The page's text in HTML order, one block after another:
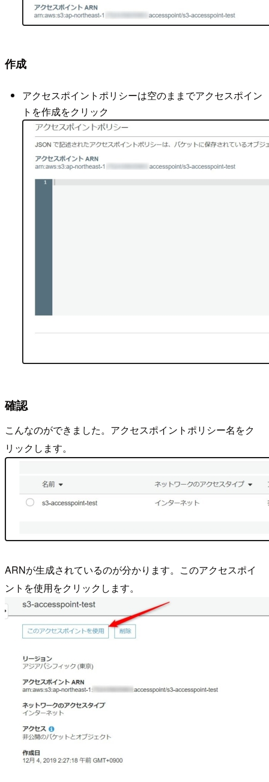
作成
アクセスポイントポリシーは空のままでアクセスポイン
トを作成をクリック
確認
こんなのができました。アクセスポイントポリシー名をク
リックします。
ARNが生成されているのが分かります。このアクセスポイ
ントを使用をクリックします。